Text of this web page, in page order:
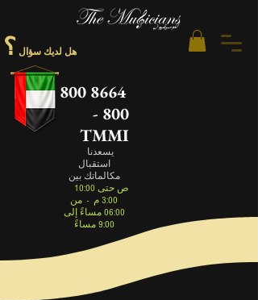
هل لديك سؤال ؟
800 8664
- 800
TMMI
يسعدنا
استقبال
مكالماتك بين
10:00 ص حتى
3:00 م
- من
06:00 مساءً إلى
9:00 مساءً